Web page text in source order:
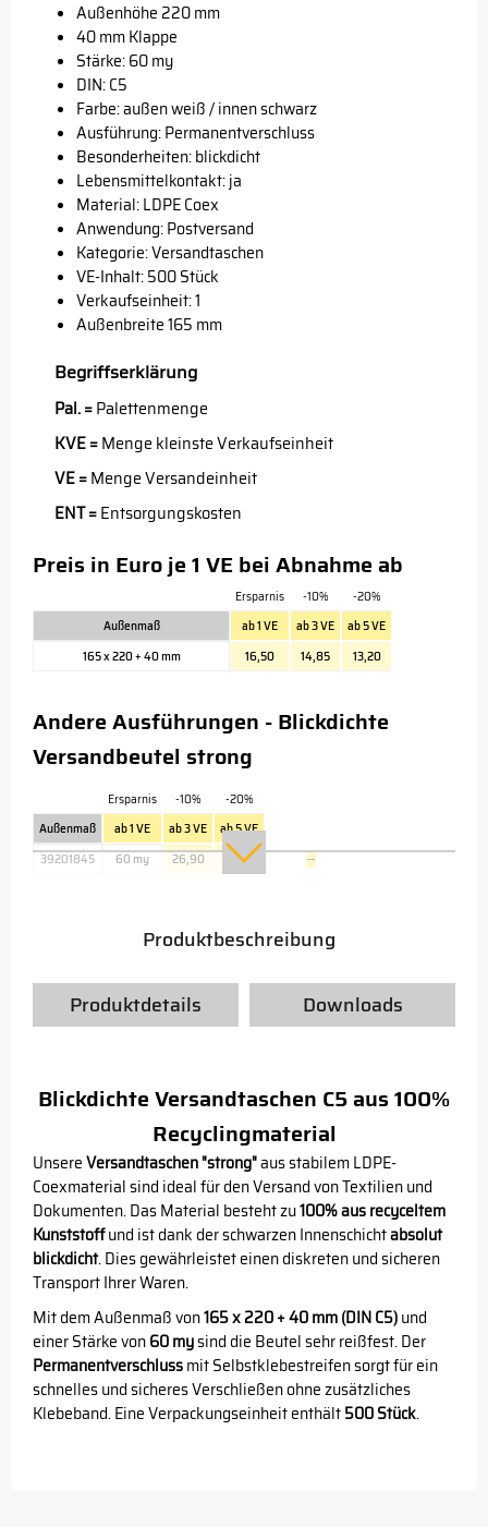
Außenhöhe 220 mm
40 mm Klappe
Stärke: 60 my
DIN: C5
Farbe: außen weiß / innen schwarz
Ausführung: Permanentverschluss
Besonderheiten: blickdicht
Lebensmittelkontakt: ja
Material: LDPE Coex
Anwendung: Postversand
Kategorie: Versandtaschen
VE-Inhalt: 500 Stück
Verkaufseinheit: 1
Außenbreite 165 mm
Begriffserklärung
Pal. =Palettenmenge
KVE =Menge kleinste Verkaufseinheit
VE =Menge Versandeinheit
ENT =Entsorgungskosten
Preis in Euro je 1 VE bei Abnahme ab
Ersparnis -10%
-20%
Außenmaß
ab 1 VE ab 3 VE
ab 5 VE
165 x 220 + 40 mm
16,50 14,85 13,20
Andere Ausführungen - Blickdichte
Versandbeutel strong
Ersparnis -10%
-20%
Außenmaß
ab 1 VE ab 3 VE
ab 5 VE
39201845
60 my 26,90 23,90 →
Produktbeschreibung
Produktdetails Downloads
Blickdichte Versandtaschen C5 aus 100%
Recyclingmaterial
UnsereVersandtaschen "strong"aus stabilem LDPE-
Coexmaterial sind ideal für den Versand von Textilien und
Dokumenten. Das Material besteht zu100% aus recyceltem
Kunststoffund ist dank der schwarzen Innenschichtabsolut
blickdicht. Dies gewährleistet einen diskreten und sicheren
Transport Ihrer Waren.
Mit dem Außenmaß von165 x 220 + 40 mm (DIN C5)und
einer Stärke von60 mysind die Beutel sehr reißfest. Der
Permanentverschlussmit Selbstklebestreifen sorgt für ein
schnelles und sicheres Verschließen ohne zusätzliches
Klebeband. Eine Verpackungseinheit enthält500 Stück.